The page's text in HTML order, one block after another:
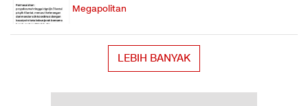
Megapolitan
LEBIH BANYAK